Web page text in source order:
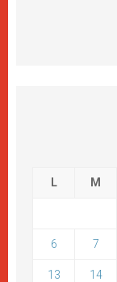
L M
6 7
13 14